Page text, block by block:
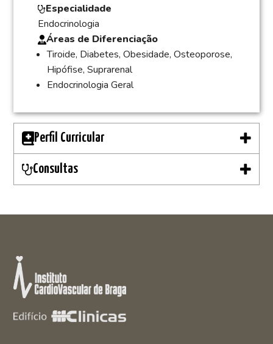
Especialidade
Endocrinologia
Áreas de Diferenciação
Tiroide, Diabetes, Obesidade, Osteoporose,
Hipófise, Suprarenal
Endocrinologia Geral
Perfil Curricular
Consultas